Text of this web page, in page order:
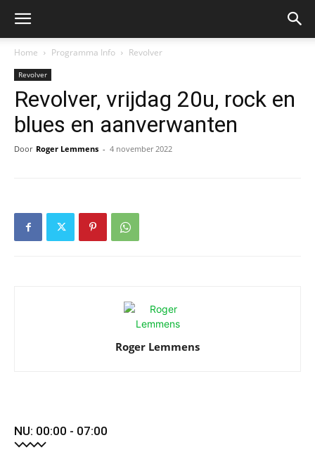
Home Programma Info Revolver
Revolver
Revolver, vrijdag 20u, rock en
blues en aanverwanten
Door Roger Lemmens - 4 november 2022
Roger Lemmens
NU: 00:00 - 07:00